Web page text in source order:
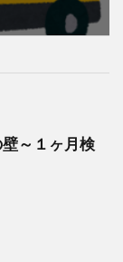
～１ヶ月検